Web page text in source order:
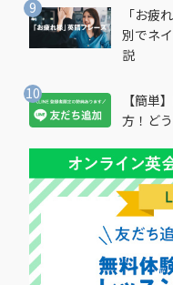
「お疲
別でネ
説
【簡単
方！ど